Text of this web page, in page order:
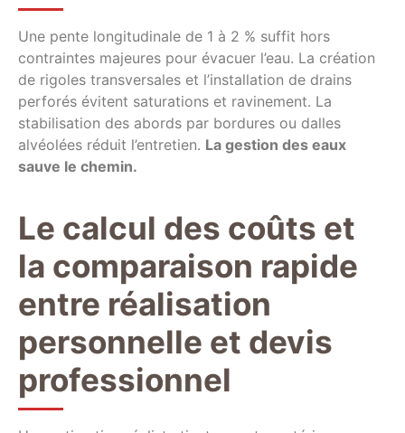
Une pente longitudinale de 1 à 2 % suffit hors
contraintes majeures pour évacuer l’eau. La création
de rigoles transversales et l’installation de drains
perforés évitent saturations et ravinement. La
stabilisation des abords par bordures ou dalles
alvéolées réduit l’entretien. La gestion des eaux
sauve le chemin.
Le calcul des coûts et
la comparaison rapide
entre réalisation
personnelle et devis
professionnel